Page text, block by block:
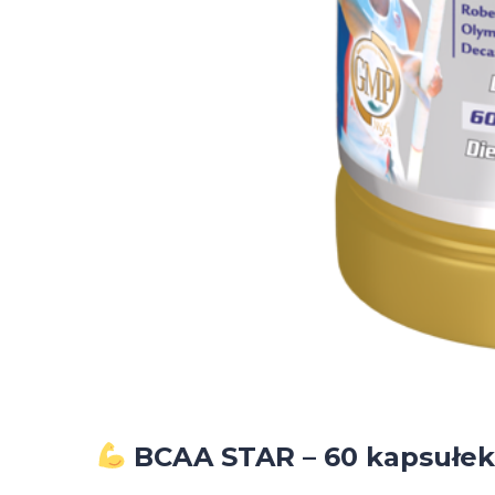
BCAA STAR – 60 kapsułek